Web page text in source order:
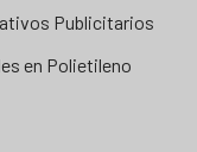
Publicitarios
en Polietileno